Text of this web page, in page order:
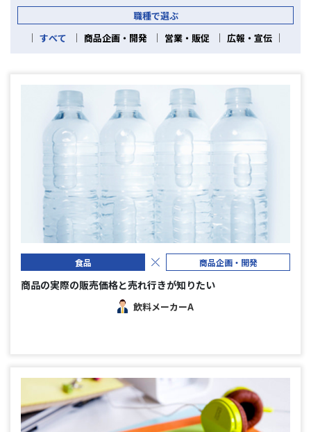
職種で選ぶ
すべて
商品企画・開発 営業・販促 広報・宣伝
食品 商品企画・開発
商品の実際の販売価格と売れ行きが知りたい
飲料メーカーA